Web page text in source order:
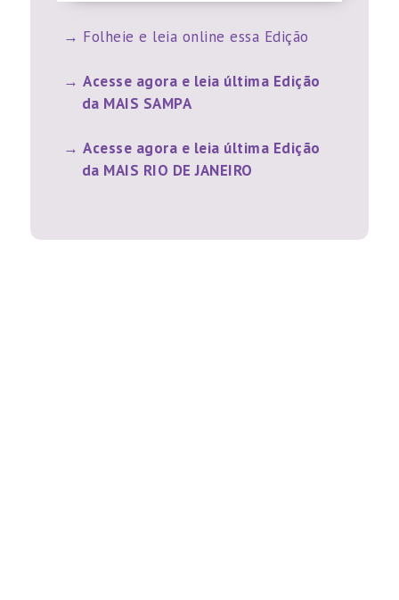
Folheie e leia online essa Edição
Acesse agora e leia última Edição
da MAIS SAMPA
Acesse agora e leia última Edição
da MAIS RIO DE JANEIRO